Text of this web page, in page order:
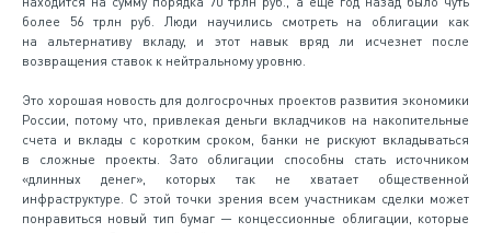
более 56 трлн руб. Люди научились смотреть на облигации как
на альтернативу вкладу, и этот навык вряд ли исчезнет после
возвращения ставок к нейтральному уровню.
Это хорошая новость для долгосрочных проектов развития экономики
России, потому что, привлекая деньги вкладчиков на накопительные
счета и вклады с коротким сроком, банки не рискуют вкладываться
в сложные проекты. Зато облигации способны стать источником
«длинных денег», которых так не хватает общественной
инфраструктуре. С этой точки зрения всем участникам сделки может
понравиться новый тип бумаг — концессионные облигации, которые